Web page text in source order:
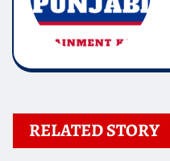
RELATED STORY